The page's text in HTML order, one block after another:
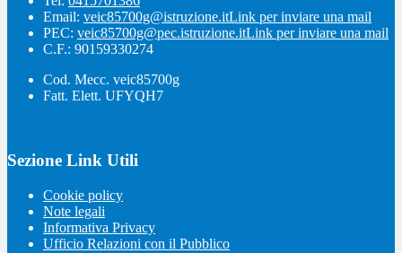
Email: veic85700g@istruzione.itLink per inviare una mail
PEC: veic85700g@pec.istruzione.itLink per inviare una mail
C.F.: 90159330274
Cod. Mecc. veic85700g
Fatt. Elett. UFYQH7
Sezione Link Utili
Cookie policy
Note legali
Informativa Privacy
Ufficio Relazioni con il Pubblico